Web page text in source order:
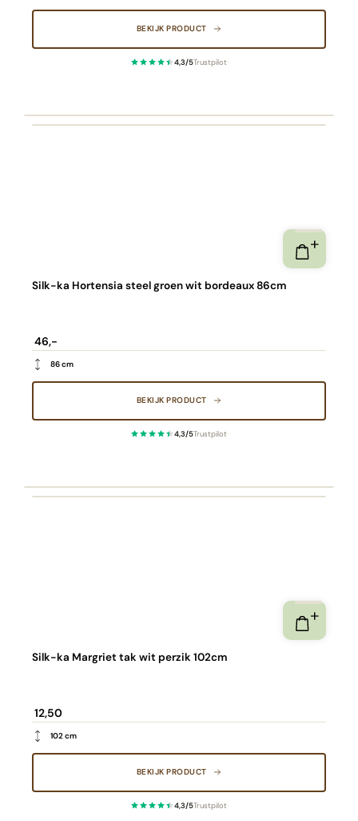
BEKIJK PRODUCT
4,3/5Trustpilot·
Silk-ka Hortensia steel groen wit bordeaux 86cm
46,-
86 cm
BEKIJK PRODUCT
4,3/5Trustpilot·
Silk-ka Margriet tak wit perzik 102cm
12,50
102 cm
BEKIJK PRODUCT
4,3/5Trustpilot·